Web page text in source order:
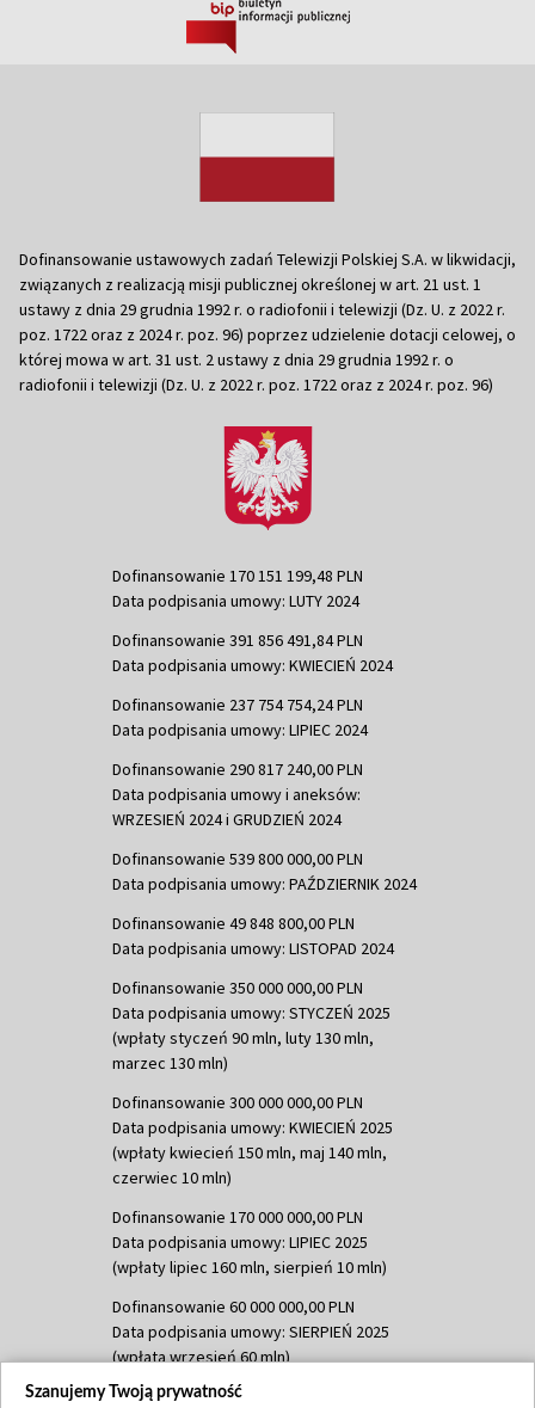
Dofinansowanie ustawowych zadań Telewizji Polskiej S.A. w likwidacji,
związanych z realizacją misji publicznej określonej w art. 21 ust. 1
ustawy z dnia 29 grudnia 1992 r. o radiofonii i telewizji (Dz. U. z 2022 r.
poz. 1722 oraz z 2024 r. poz. 96) poprzez udzielenie dotacji celowej, o
której mowa w art. 31 ust. 2 ustawy z dnia 29 grudnia 1992 r. o
radiofonii i telewizji (Dz. U. z 2022 r. poz. 1722 oraz z 2024 r. poz. 96)
Dofinansowanie 170 151 199,48 PLN
Data podpisania umowy: LUTY 2024
Dofinansowanie 391 856 491,84 PLN
Data podpisania umowy: KWIECIEŃ 2024
Dofinansowanie 237 754 754,24 PLN
Data podpisania umowy: LIPIEC 2024
Dofinansowanie 290 817 240,00 PLN
Data podpisania umowy i aneksów:
WRZESIEŃ 2024 i GRUDZIEŃ 2024
Dofinansowanie 539 800 000,00 PLN
Data podpisania umowy: PAŹDZIERNIK 2024
Dofinansowanie 49 848 800,00 PLN
Data podpisania umowy: LISTOPAD 2024
Dofinansowanie 350 000 000,00 PLN
Data podpisania umowy: STYCZEŃ 2025
(wpłaty styczeń 90 mln, luty 130 mln,
marzec 130 mln)
Dofinansowanie 300 000 000,00 PLN
Data podpisania umowy: KWIECIEŃ 2025
(wpłaty kwiecień 150 mln, maj 140 mln,
czerwiec 10 mln)
Dofinansowanie 170 000 000,00 PLN
Data podpisania umowy: LIPIEC 2025
(wpłaty lipiec 160 mln, sierpień 10 mln)
Dofinansowanie 60 000 000,00 PLN
Data podpisania umowy: SIERPIEŃ 2025
(wpłata wrzesień 60 mln)
Dofinansowanie 635 783 051,21 PLN
Szanujemy Twoją prywatność